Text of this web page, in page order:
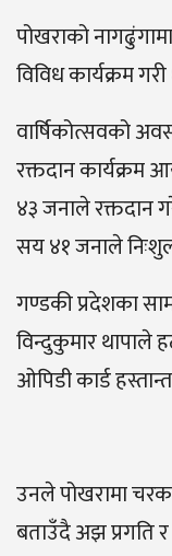
पोखराको
विविध कार्यक्रम
वार्षिकोत्सवको
रक्तदान कार्यक्रम
४३ जनाले रक्तदान
सय ४१ जनाले
गण्डकी प्रदेशका
विन्दुकुमार थापाले
ओपिडी कार्ड
उनले पोखरामा
बताउँदै अझ प्रगति